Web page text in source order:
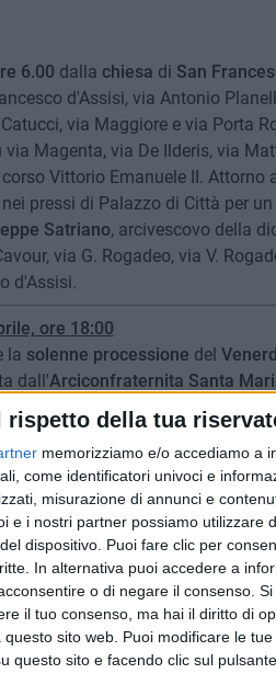
rispetto della tua
memorizziamo e/o accediamo a
come identificatori univoci e
misurazione di annunci e
e i nostri partner possiamo utilizzare
dispositivo. Puoi fare clic per
In alternativa puoi accedere a
o di negare il consenso.
il tuo consenso, ma hai il diritto di
sito web. Puoi modificare le
questo sito e facendo clic sul
6.00 dalla chiesa di San
d'Assisi, via Antonio
via Maggiore e via Porta
Magenta, via De Ilderis, via
Vittorio Emanuele II. Attorno
pressi di Palazzo di Città per
Satriano, arcivescovo della
via G. Rogadeo, via V.
d'Assisi.
ore 18:00
la solenne processione del
dall'Arciconfraternita Santa
strade tangenti le vecchie
Addolorata, della Croce con i
nel 1646 a Torino e -
ad opera degli artigiani
Cristo. La regalità di questa
delle confraternite
di Santa Maria del
cioè 1982, partecipava anche il
il suo prestigio. Momento